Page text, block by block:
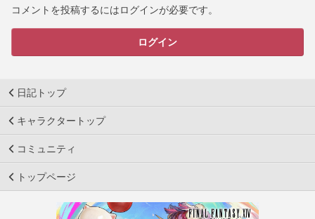
コメントを投稿するにはログインが必要です。
ログイン
日記トップ
キャラクタートップ
コミュニティ
トップページ